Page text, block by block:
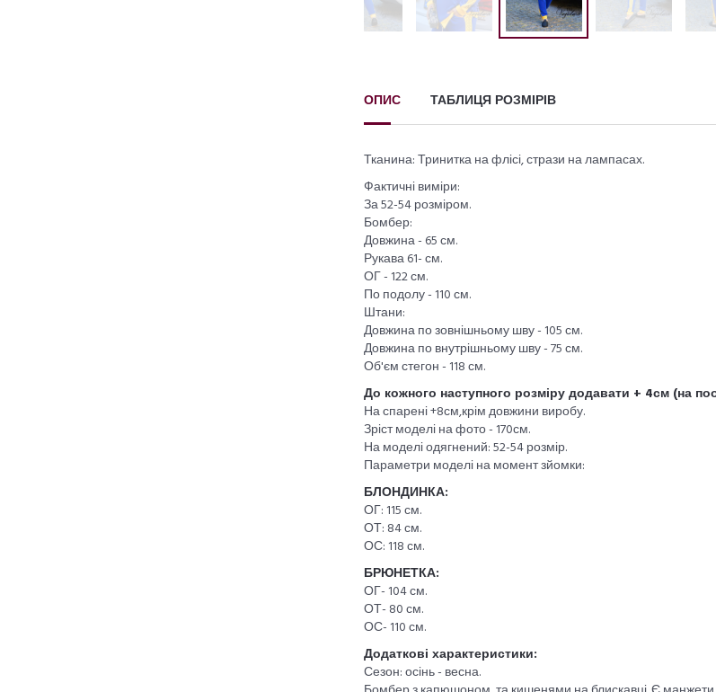
ОПИС ТАБЛИЦЯ РОЗМІРІВ
Тканина: Тринитка на флісі, стрази на лампасах.
Фактичні виміри:
За 52-54 розміром.
Бомбер:
Довжина - 65 см.
Рукава 61- см.
ОГ - 122 см.
По подолу - 110 см.
Штани:
Довжина по зовнішньому шву - 105 см.
Довжина по внутрішньому шву - 75 см.
Об'єм стегон - 118 см.
До кожного наступного розміру додавати + 4см (на
На спарені +8см,крім довжини виробу.
Зріст моделі на фото - 170см.
На моделі одягнений: 52-54 розмір.
Параметри моделі на момент зйомки:
БЛОНДИНКА:
ОГ: 115 см.
ОТ: 84 см.
ОС: 118 см.
БРЮНЕТКА:
ОГ- 104 см.
ОТ- 80 см.
ОС- 110 см.
Додаткові характеристики:
Сезон: осінь - весна.